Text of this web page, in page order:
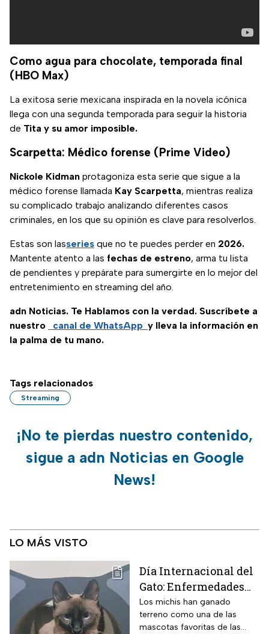
Como agua para chocolate, temporada final
(HBO Max)
La exitosa serie mexicana inspirada en la novela icónica
llega con una segunda temporada para seguir la historia
de Tita y su amor imposible.
Scarpetta: Médico forense (Prime Video)
Nickole Kidman protagoniza esta serie que sigue a la
médico forense llamada Kay Scarpetta, mientras realiza
su complicado trabajo analizando diferentes casos
criminales, en los que su opinión es clave para resolverlos.
Estas son lasseries que no te puedes perder en 2026.
Mantente atento a las fechas de estreno, arma tu lista
de pendientes y prepárate para sumergirte en lo mejor del
entretenimiento en streaming del año.
adn Noticias. Te Hablamos con la verdad. Suscríbete a
nuestro
canal de WhatsApp y lleva la información en
la palma de tu mano.
Tags relacionados
Streaming
¡No te pierdas nuestro contenido,
sigue a adn Noticias en Google
News!
LO MÁS VISTO
Día Internacional del
Gato: Enfermedades
más comunes y cómo
cuidar a estos felinos
Los michis han ganado
terreno como una de las
mascotas favoritas de las